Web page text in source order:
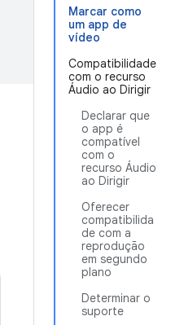
Marcar como
um app de
vídeo
Compatibilidade
com o recurso
Áudio ao Dirigir
Declarar que
o app é
compatível
com o
recurso Áudio
ao Dirigir
Oferecer
compatibilida
de com a
reprodução
em segundo
plano
Determinar o
suporte